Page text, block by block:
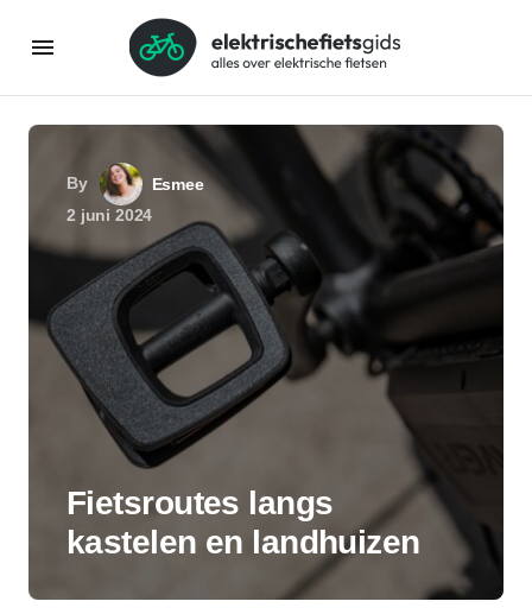
By
Esmee
2 juni 2024
Fietsroutes langs
kastelen en landhuizen